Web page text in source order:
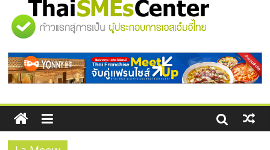
เหมาะกับเป้าหมายของธุรกิจ
เว็บปั้มวิวช่วยธุรกิจออนไลน์ได้จริงหรือ
วิเคราะห์ข้อดีและข้อควรพิจารณา
ปั้มฟอลติ๊กตอกที่เจ้าของธุรกิจควรรู้
"ศูนย์
รวม
ข้อมูล
ธุรกิจ